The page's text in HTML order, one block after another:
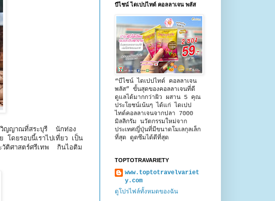
วิญญาณที่สระบุรี นักท่อง
โดยรอบนี้เราไปเที่ยว เป็น
วัติศาสตร์ศรีเทพ กินไอติม
บีไชน์ ไดเปปไทด์ คอลลาเจน พลัส
“บีไชน์ ไดเปปไทด์ คอลลาเจน
พลัส” ขั้นสุดของคอลลาเจนที่ดี
ดูแลได้มากกว่าผิว ผสาน 5 คุณ
ประโยชน์เน้นๆ ได้แก่ ไดเปป
ไทด์คอลลาเจนจากปลา 7000
มิลลิกรัม นวัตกรรมใหม่จาก
ประเทศญี่ปุ่นที่มีขนาดโมเลกุลเล็ก
ที่สุด ดูดซึมได้ดีที่สุด
TOPTOTRAVARIETY
www.toptotravelvariet
y.com
ดูโปรไฟล์ทั้งหมดของฉัน